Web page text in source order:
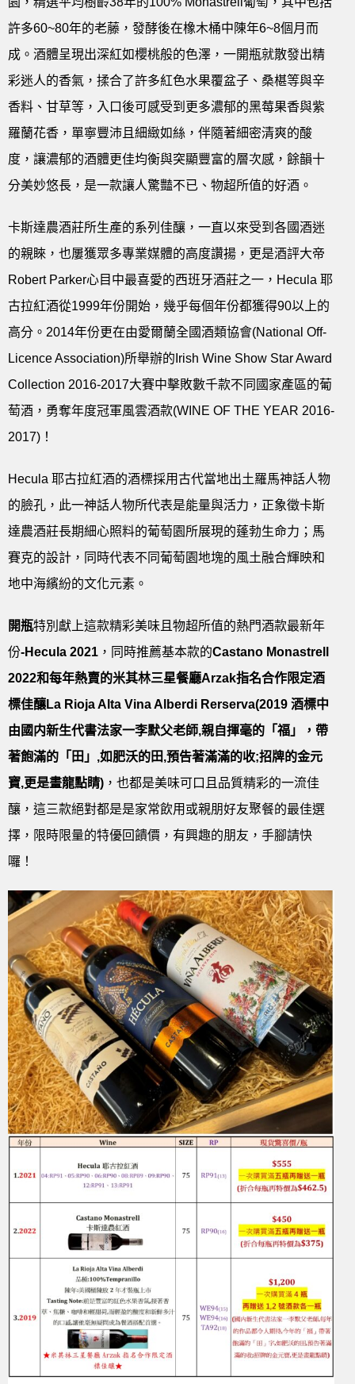
許多60~80年的老藤，發酵後在橡木桶中陳年6~8個月而
成。酒體呈現出深紅如櫻桃般的色澤，一開瓶就散發出精
彩迷人的香氣，揉合了許多紅色水果覆盆子、桑椹等與辛
香料、甘草等，入口後可感受到更多濃郁的黑莓果香與紫
羅蘭花香，單寧豐沛且細緻如絲，伴隨著細密清爽的酸
度，讓濃郁的酒體更佳均衡與突顯豐富的層次感，餘韻十
分美妙悠長，是一款讓人驚豔不已、物超所值的好酒。
卡斯達農酒莊所生產的系列佳釀，一直以來受到各國酒迷
的親睞，也屢獲眾多專業媒體的高度讚揚，更是酒評大帝
Robert Parker心目中最喜愛的西班牙酒莊之一，Hecula 耶
古拉紅酒從1999年份開始，幾乎每個年份都獲得90以上的
高分。2014年份更在由愛爾蘭全國酒類協會(National Off-
Licence Association)所舉辦的Irish Wine Show Star Award
Collection 2016-2017大賽中擊敗數千款不同國家產區的葡
萄酒，勇奪年度冠軍風雲酒款(WINE OF THE YEAR 2016-
2017)！
Hecula 耶古拉紅酒的酒標採用古代當地出土羅馬神話人物
的臉孔，此一神話人物所代表是能量與活力，正象徵卡斯
達農酒莊長期細心照料的葡萄園所展現的蓬勃生命力；馬
賽克的設計，同時代表不同葡萄園地塊的風土融合輝映和
地中海繽紛的文化元素。
開瓶特別獻上這款精彩美味且物超所值的熱門酒款最新年
份-Hecula 2021 ，同時推薦基本款的Castano Monastrell
2022和每年熱賣的米其林三星餐廳Arzak指名合作限定酒
標佳釀La Rioja Alta Vina Alberdi Rerserva(2019 酒標中
由國内新生代書法家一李默父老師,親自揮毫的「福」，帶
著飽滿的「田」,如肥沃的田,預告著滿滿的收;招牌的金元
寶,更是畫龍點睛) ，也都是美味可口且品質精彩的一流佳
釀，這三款絕對都是是家常飲用或親朋好友聚餐的最佳選
擇，限時限量的特優回饋價，有興趣的朋友，手腳請快
囉！